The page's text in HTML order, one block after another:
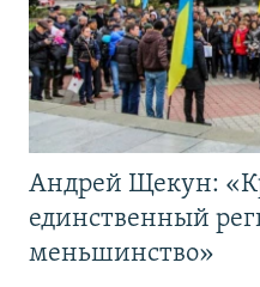
Андрей Щекун:
единственный
меньшинство»